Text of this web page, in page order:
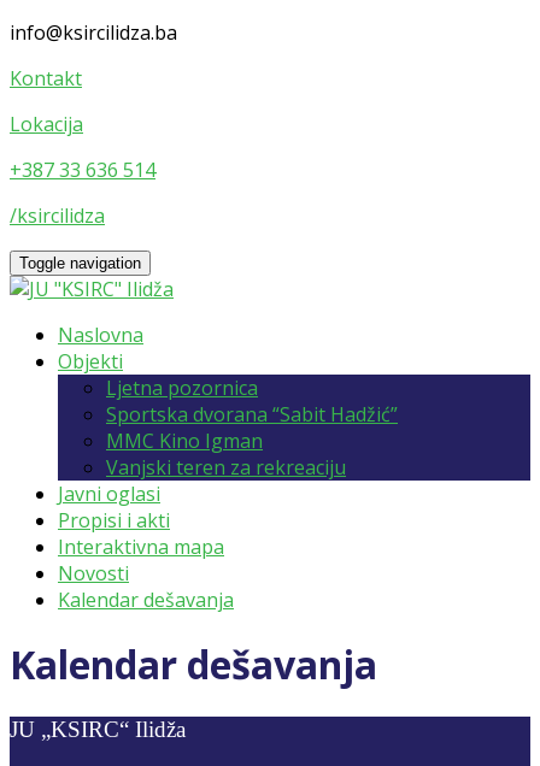
info@ksircilidza.ba
Kontakt
Lokacija
+387 33 636 514
/ksircilidza
Toggle navigation
Naslovna
Objekti
Ljetna pozornica
Sportska dvorana “Sabit Hadžić”
MMC Kino Igman
Vanjski teren za rekreaciju
Javni oglasi
Propisi i akti
Interaktivna mapa
Novosti
Kalendar dešavanja
Kalendar dešavanja
JU „KSIRC“ Ilidža